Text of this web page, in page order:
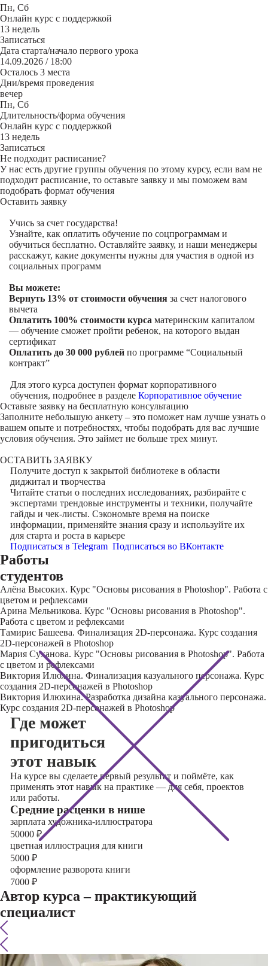
Пн, Сб
Онлайн курс с поддержкой
13 недель
Записаться
Дата старта/начало первого урока
14.09.2026 / 18:00
Осталось 3 места
Дни/время проведения
вечер
Пн, Сб
Длительность/форма обучения
Онлайн курс с поддержкой
13 недель
Записаться
Не подходит расписание?
У нас есть другие группы обучения по этому курсу, если вам не
подходит расписание, то оставьте заявку и мы поможем вам
подобрать формат обучения
Оставить заявку
Учись за счет государства!
Узнайте, как оплатить обучение по соцпрограммам и
обучиться бесплатно. Оставляйте заявку, и наши менеджеры
расскажут, какие документы нужны для участия в одной из
социальных программ
Вы можете:
Вернуть 13% от стоимости обучения за счет налогового
вычета
Оплатить 100% стоимости курса материнским капиталом
— обучение сможет пройти ребенок, на которого выдан
сертификат
Оплатить до 30 000 рублей по программе “Социальный
контракт”
Для этого курса доступен формат корпоративного
обучения, подробнее в разделе Корпоративное обучение
Оставьте заявку на бесплатную консультацию
Заполните небольшую анкету – это поможет нам лучше узнать о
вашем опыте и потребностях, чтобы подобрать для вас лучшие
условия обучения. Это займет не больше трех минут.
ОСТАВИТЬ ЗАЯВКУ
Получите доступ к закрытой библиотекев области
диджитал и творчества
Читайте статьи о последних исследованиях, разбирайте с
экспертами трендовые инструменты и техники, получайте
гайды и чек-листы. Сэкономьте время на поиске
информации, применяйте знания сразу и используйте их
для старта и роста в карьере
Подписаться в Telegram Подписаться во ВКонтакте
Работы
студентов
Алёна Высоких. Курс "Основы рисования в Photoshop". Работа с
цветом и рефлексами
Арина Мельникова. Курс "Основы рисования в Photoshop".
Работа с цветом и рефлексами
Тамирис Башеева. Финализация 2D-персонажа. Курс создания
2D-персонажей в Photoshop
Мария Суханова. Курс "Основы рисования в Photoshop". Работа
с цветом и рефлексами
Виктория Илюхина. Финализация казуального персонажа. Курс
создания 2D-персонажей в Photoshop
Виктория Илюхина. Разработка дизайна казуального персонажа.
Курс создания 2D-персонажей в Photoshop
Где может
пригодиться
этот навык
На курсе вы сделаете первый результат и поймёте, как
применять этот навык на практике — для себя, проектов
или работы.
Cредние расценки в нише
зарплата художника-иллюстратора
50000 ₽
цветная иллюстрация для книги
5000 ₽
оформление разворота книги
7000 ₽
Автор курса – практикующий
специалист